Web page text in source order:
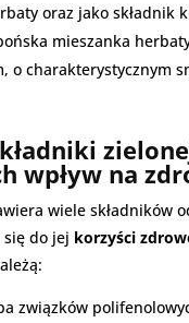
oraz jako składnik
mieszanka
o charakterystycznym
wpływ na
wiele składników
do jej korzyści
związków